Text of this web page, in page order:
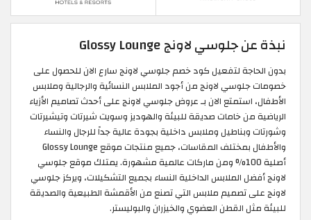
نبذة عن جلوسي لاونج Glossy Lounge
بدون الحاجة لتفعيل كود خصم جلوسي لاونج سارع الان للحصول على
خصومات جلوسي لاونج من أجود الملابس النسائية والرجالية وملابس
الأطفال، استمتع الان بـ عروض جلوسي لاونج على أحدث تصاميم الأزياء
الرياضية من خامات صديقة للبيئة والهوديز وسويت شيرتات وتيشيرتات
وشورتات وبناطيل وملابس داخلية بجودة عالية جداً للرجال والنساء
والأطفال بمختلف المقاسات، جميع منتجات موقع Glossy Lounge
أصلية 100% ومن ماركات عالمية مشهورة. يمتلك موقع جلوسي
لاونج أفضل الملابس الداخلية النساء بجميع التشكيلات، ويركز جلوسي
لاونج على تصميم ملابس التي تصنع من الأقمشة الطبيعية والصديقة
للبيئة مثل القطن العضوي والخيزران والبوليستر.